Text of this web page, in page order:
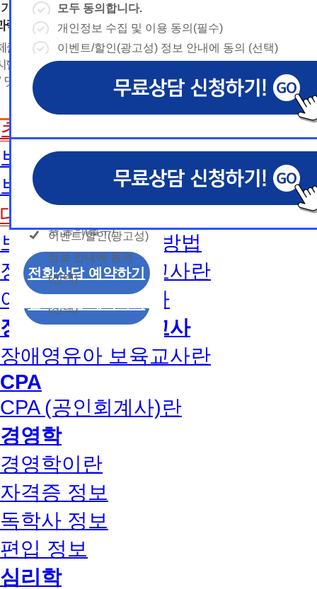
한국어교원이란
한국어교원 취득방법
해외취업전망
보육교사
초보길잡이
보육교사란
보육교사2급 취득방법
대면수업일정
보육교사1급 취득방법
장애영유아 보육교사란
아동학사/전문학사
장애영유아 보육교사
장애영유아 보육교사란
CPA
CPA (공인회계사)란
경영학
경영학이란
자격증 정보
독학사 정보
편입 정보
심리학
날짜선택
날
선
예
간
상담내용(필수)
수강신청
문의
상담 희망내용 (선택)
개인정보 수집/이용
동의
개인정보 수집 및 이
용 동의(필수)
이벤트/할인(광고성)
정보 안내에 동의
(선택)
전달
- ctrl+ 방향키 좌,우, 위, 아래 =
날짜선택
날
짜
예
상담내용(필수)
수강신청
문의
모두 동의합니다.
개인정보 수집 및 이
용 동의(필수)
이벤트/할인(광고성)
정보 안내에 동의
(선택)
전화상담 예약하기
모두 동의합니다.
개인정보 수집 및 이용 동의(필수)
이벤트/할인(광고성) 정보 안내에 동의 (선택)
◆ 개인정보 수집 · 이용 동의
1. 개인정보 수집·이용 목적
1) 무료상담 진행 및 문의 사항 응대, 동일·후속 문의에 대한
제공, 상담 이력 관리 및 상담 관련 분쟁·민원 처리
2) 광고성 정보 수신에 별도 동의한 자에 한하여
격평생교육원을 비롯한 해커스 교육그룹의 새로
신상품이나 이벤트, 최신 정보 안내 등 신청자의
는 최적의 서비스를 제공하기 위함.
(해커스교육그룹: 해커스인강, 해커스프랩, 해커스톡, 해커스
커스일본어, 해커스잡, 해커스금융, 해커스임용, 해커스공무
찰, 해커스소방, 해커스공인중개사, 해커스주택관리사, 해커
2. (필수)이름, 휴대폰번호, 상담내용
(선택) 제출된 상담 문의 내용, 전화상담 과정에서 이용자가
3. 개인정보 보유/이용 기간: 법령상 정하는 경우
고는 회원탈퇴 시까지 이용 및 보관합니다. 단, 비
나 상담 시로부터 3년 이내 탈퇴하는 자의 경우, 소
만 또는 분쟁처리를 위해 3년간 보관합니다.
에는 상담 신청이 제한됩니다.
모두 동의합니다.
개인정보 수집 및 이용 동의(필수)
이벤트/할인(광고성) 정보 안내에 동의 (선택)
◆ 개인정보 수집 · 이용 동의
1. 개인정보 수집·이용 목적
1) 무료상담 진행 및 문의 사항 응대, 동일·후속 문의에 대한
제공, 상담 이력 관리 및 상담 관련 분쟁·민원 처리
2) 광고성 정보 수신에 별도 동의한 자에 한하여
격평생교육원을 비롯한 해커스 교육그룹의 새로
신상품이나 이벤트, 최신 정보 안내 등 신청자의
는 최적의 서비스를 제공하기 위함.
(해커스교육그룹: 해커스인강, 해커스프랩, 해커스톡, 해커스
커스일본어, 해커스잡, 해커스금융, 해커스임용, 해커스공무
찰, 해커스소방, 해커스공인중개사, 해커스주택관리사, 해커
2. (필수)이름, 휴대폰번호, 상담내용
(선택) 제출된 상담 문의 내용, 전화상담 과정에서 이용자가
3. 개인정보 보유/이용 기간: 법령상 정하는 경우
고는 회원탈퇴 시까지 이용 및 보관합니다. 단, 비
나 상담 시로부터 3년 이내 탈퇴하는 자의 경우, 소
만 또는 분쟁처리를 위해 3년간 보관합니다.
에는 상담 신청이 제한됩니다.
모두 동의합니다.
개인정보 수집 및 이용 동의(필수)
이벤트/할인(광고성) 정보 안내에 동의 (선택)
◆ 개인정보 수집 · 이용 동의
1. 개인정보 수집·이용 목적
1) 무료상담 진행 및 문의 사항 응대, 동일·후속 문의에 대한
제공, 상담 이력 관리 및 상담 관련 분쟁·민원 처리
2) 광고성 정보 수신에 별도 동의한 자에 한하여
격평생교육원을 비롯한 해커스 교육그룹의 새로
신상품이나 이벤트, 최신 정보 안내 등 신청자의
는 최적의 서비스를 제공하기 위함.
(해커스교육그룹: 해커스인강, 해커스프랩, 해커스톡, 해커스
커스일본어, 해커스잡, 해커스금융, 해커스임용, 해커스공무
찰, 해커스소방, 해커스공인중개사, 해커스주택관리사, 해커
2. (필수)이름, 휴대폰번호, 상담내용
(선택) 제출된 상담 문의 내용, 전화상담 과정에서 이용자가
3. 개인정보 보유/이용 기간: 법령상 정하는 경우
고는 회원탈퇴 시까지 이용 및 보관합니다. 단, 비
나 상담 시로부터 3년 이내 탈퇴하는 자의 경우, 소
만 또는 분쟁처리를 위해 3년간 보관합니다.
에는 상담 신청이 제한됩니다.
모두 동의합니다.
개인정보 수집 및 이용 동의(필수)
이벤트/할인(광고성) 정보 안내에 동의 (선택)